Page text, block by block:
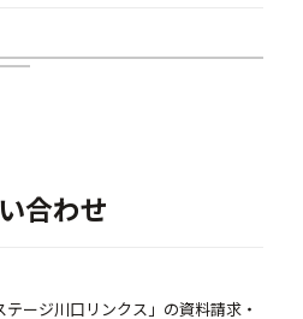
合わせ
ージ川口リンクス」の資料請求・